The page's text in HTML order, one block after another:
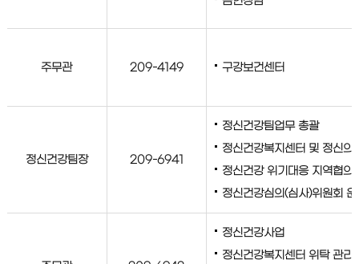
주무관 209-4149 구강보건센터
정신건강팀장 209-6941
정신건강팀업무 총괄
정신건강복지센터 및 정신의
정신건강 위기대응 지역협의
정신건강심의(심사)위원회 운
정신건강사업
정신건강복지센터 위탁 관리